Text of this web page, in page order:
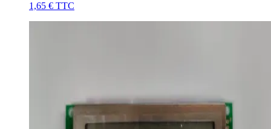
1,65 € TTC